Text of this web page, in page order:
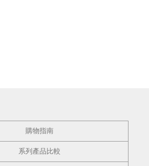
購物指南
系列產品比較